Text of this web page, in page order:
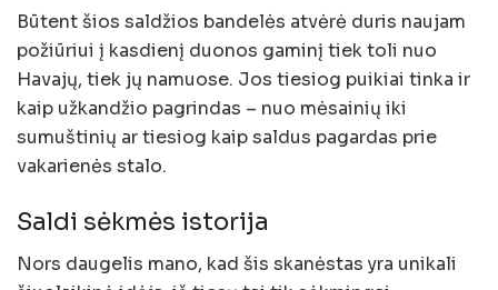
Būtent šios saldžios bandelės atvėrė duris naujam
požiūriui į kasdienį duonos gaminį tiek toli nuo
Havajų, tiek jų namuose. Jos tiesiog puikiai tinka ir
kaip užkandžio pagrindas – nuo mėsainių iki
sumuštinių ar tiesiog kaip saldus pagardas prie
vakarienės stalo.
Saldi sėkmės istorija
Nors daugelis mano, kad šis skanėstas yra unikali